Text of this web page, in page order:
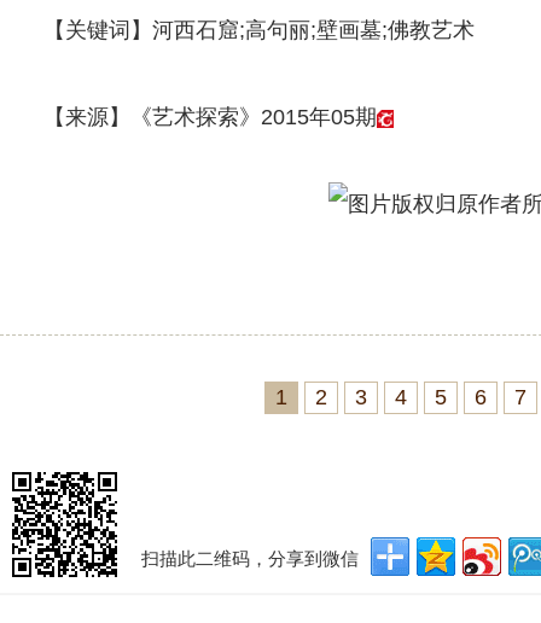
【关键词】河西石窟;高句丽;壁画墓;佛教艺术
【来源】《艺术探索》2015年05期
1 2 3 4 5 6 7
扫描此二维码，分享到微信